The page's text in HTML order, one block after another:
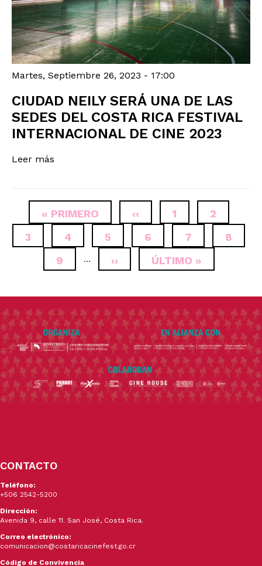
Martes, Septiembre 26, 2023 - 17:00
CIUDAD NEILY SERÁ UNA DE LAS
SEDES DEL COSTA RICA FESTIVAL
INTERNACIONAL DE CINE 2023
Leer más
FIRST
PAGE
« PRIMERO
PÁGINA
ANTERIOR
‹‹ PÁGINA
1 PÁGINA
2
PÁGINA
3 PÁGINA
4 PÁGINA
5 PÁGINA
6 PÁGINA
7
8
PÁGINA
9 …
SIGUIENTE
PÁGINA
››
ÚLTIMA
PÁGINA
ÚLTIMO »
CONTACTO
Teléfono:
+506 2542-5200
Dirección:
Avenida 9, calle 11. San José, Costa Rica.
Correo electrónico:
comunicacion@costaricacinefest.go.cr
Código de Convivencia